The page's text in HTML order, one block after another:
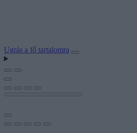
Ugrás a fő tartalomra